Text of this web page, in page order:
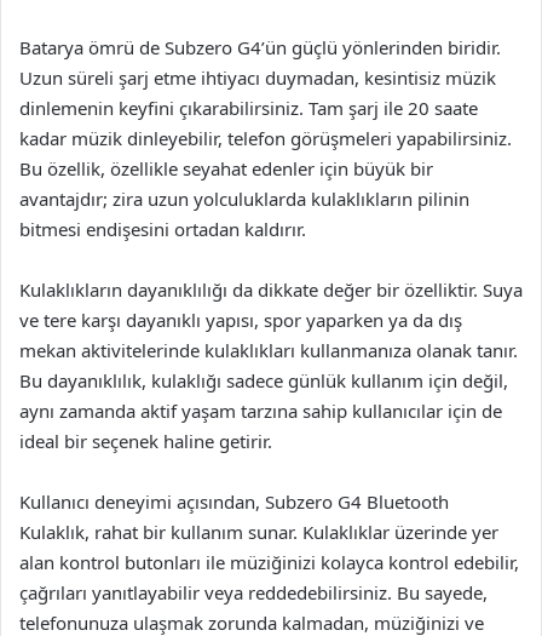
Batarya ömrü de Subzero G4’ün güçlü yönlerinden biridir.
Uzun süreli şarj etme ihtiyacı duymadan, kesintisiz müzik
dinlemenin keyfini çıkarabilirsiniz. Tam şarj ile 20 saate
kadar müzik dinleyebilir, telefon görüşmeleri yapabilirsiniz.
Bu özellik, özellikle seyahat edenler için büyük bir
avantajdır; zira uzun yolculuklarda kulaklıkların pilinin
bitmesi endişesini ortadan kaldırır.
Kulaklıkların dayanıklılığı da dikkate değer bir özelliktir. Suya
ve tere karşı dayanıklı yapısı, spor yaparken ya da dış
mekan aktivitelerinde kulaklıkları kullanmanıza olanak tanır.
Bu dayanıklılık, kulaklığı sadece günlük kullanım için değil,
aynı zamanda aktif yaşam tarzına sahip kullanıcılar için de
ideal bir seçenek haline getirir.
Kullanıcı deneyimi açısından, Subzero G4 Bluetooth
Kulaklık, rahat bir kullanım sunar. Kulaklıklar üzerinde yer
alan kontrol butonları ile müziğinizi kolayca kontrol edebilir,
çağrıları yanıtlayabilir veya reddedebilirsiniz. Bu sayede,
telefonunuza ulaşmak zorunda kalmadan, müziğinizi ve